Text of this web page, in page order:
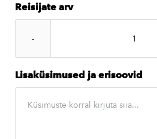
Reisijate arv
Lisaküsimused ja erisoovid